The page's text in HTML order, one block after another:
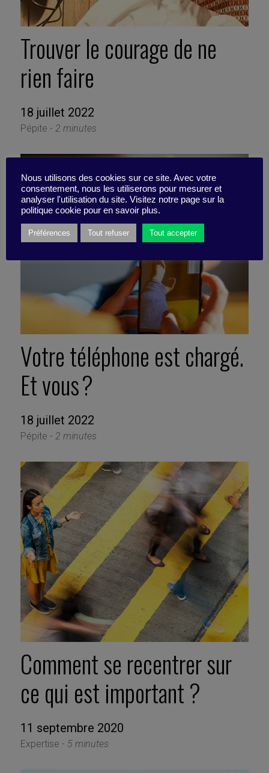
Trouver le courage de ne
rien faire
18 juillet 2022
Pépite - 2 minutes
Votre téléphone est chargé.
Et vous ?
18 juillet 2022
Pépite - 2 minutes
Comment se recentrer sur
ce qui est important ?
11 septembre 2020
Expertise - 5 minutes
Nous utilisons des cookies sur ce site. Avec votre
consentement, nous les utiliserons pour mesurer et
analyser l'utilisation du site. Visitez notre page sur la
politique cookie pour en savoir plus.
Préférences Tout refuser Tout accepter